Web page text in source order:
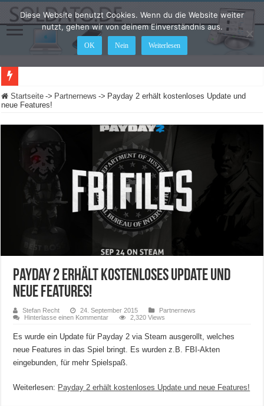
LEGO Star Wars: Die Skywalker Saga – Hier sind alle Cheat Codes für das Spiel
Startseite -> Partnernews -> Payday 2 erhält kostenloses Update und
neue Features!
Payday 2 erhält kostenloses Update und
neue Features!
Stefan Recht 24. September 2015
Partnernews
Hinterlasse einen Kommentar
2,320 Views
Es wurde ein Update für Payday 2 via Steam ausgerollt, welches
neue Features in das Spiel bringt. Es wurden z.B. FBI-Akten
eingebunden, für mehr Spielspaß.
Weiterlesen: Payday 2 erhält kostenloses Update und neue Features!
Diese Website benutzt Cookies. Wenn du die Website weiter
nutzt, gehen wir von deinem Einverständnis aus.
OK Nein Weiterlesen